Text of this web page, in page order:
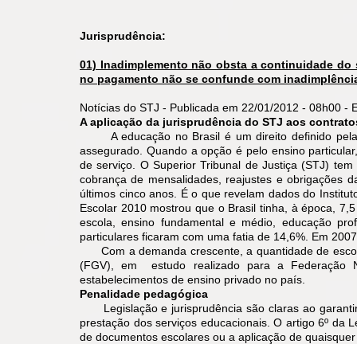
Jurisprudência:
01) Inadimplemento não obsta a continuidade
no pagamento não se confunde com
Notícias do STJ - Publicada em 22/01/2012 - 08h00 -
A aplicação da jurisprudência do STJ aos
A educação no Brasil é um direito definido pela
assegurado. Quando a opção é pelo ensino
de serviço. O Superior Tribunal de Justiça (STJ)
cobrança de mensalidades, reajustes e obrigações
últimos cinco anos. É o que revelam dados do
Escolar 2010 mostrou que o Brasil tinha, à época,
escola, ensino fundamental e médio, educação
particulares ficaram com uma fatia de 14,6%. Em
Com a demanda crescente, a quantidade de
(FGV), em estudo realizado para a Federação
estabelecimentos de ensino privado no país.
Penalidade pedagógica
Legislação e jurisprudência são claras ao
prestação dos serviços educacionais. O artigo 6º da
de documentos escolares ou a aplicação de